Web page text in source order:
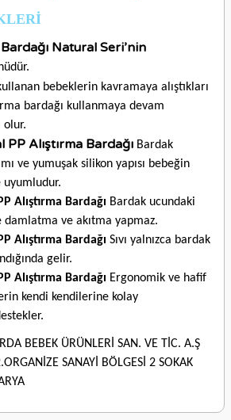
Natural Seri’nin
bebeklerin kavramaya alıştıkları
bardağı kullanmaya devam
olur.
Alıştırma Bardağı Bardak
ve yumuşak silikon yapısı bebeğin
uyumludur.
Alıştırma Bardağı Bardak ucundaki
damlatma ve akıtma yapmaz.
Alıştırma Bardağı Sıvı yalnızca bardak
gelir.
Alıştırma Bardağı Ergonomik ve hafif
kendi kendilerine kolay
BEBEK ÜRÜNLERİ SAN. VE TİC. A.Ş
SANAYİ BÖLGESİ 2 SOKAK